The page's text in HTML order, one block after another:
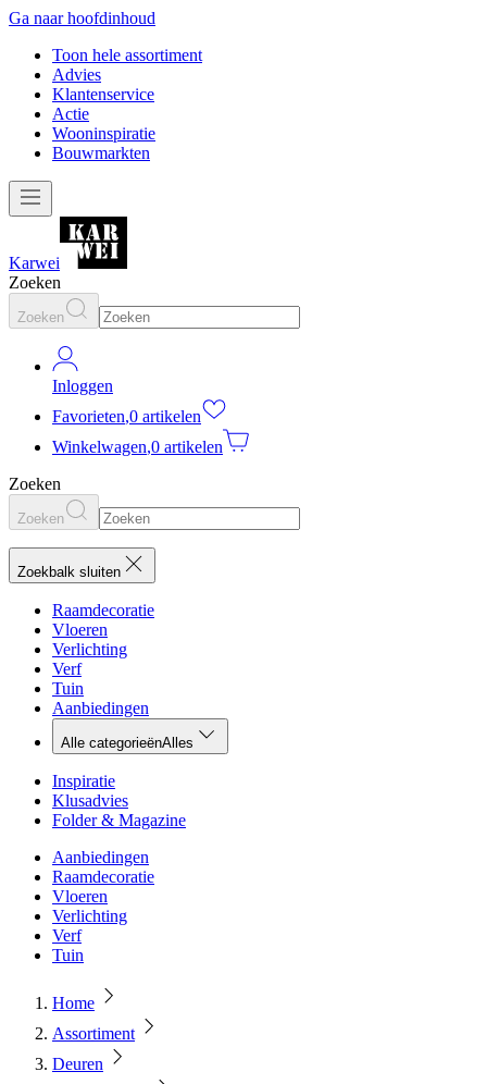
Ga naar hoofdinhoud
Toon hele assortiment
Advies
Klantenservice
Actie
Wooninspiratie
Bouwmarkten
Karwei
Zoeken
Zoeken
Inloggen
Favorieten,0 artikelen
Winkelwagen,0 artikelen
Zoeken
Zoeken
Zoekbalk sluiten
Raamdecoratie
Vloeren
Verlichting
Verf
Tuin
Aanbiedingen
Alle categorieënAlles
Inspiratie
Klusadvies
Folder & Magazine
Aanbiedingen
Raamdecoratie
Vloeren
Verlichting
Verf
Tuin
Home
Assortiment
Deuren